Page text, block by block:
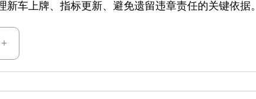
新车上牌、指标更新、避免遗留违章责任的关键依据。